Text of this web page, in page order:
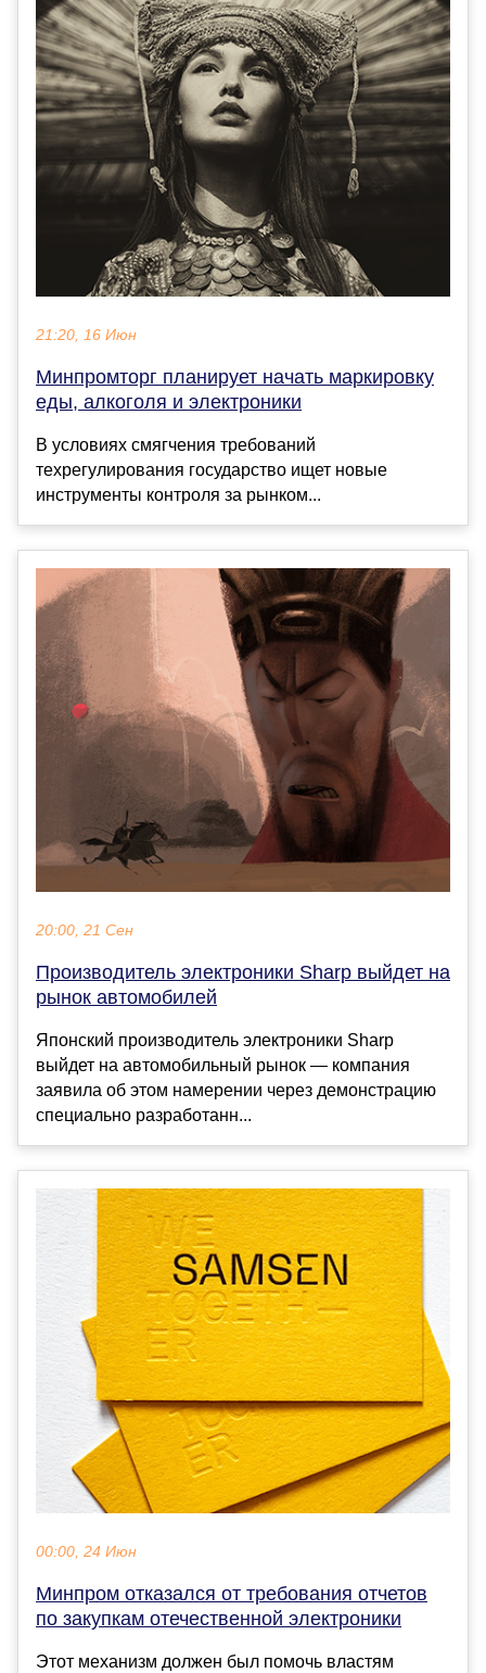
21:20, 16 Июн
Минпромторг планирует начать маркировку
еды, алкоголя и электроники
В условиях смягчения требований
техрегулирования государство ищет новые
инструменты контроля за рынком...
20:00, 21 Сен
Производитель электроники Sharp выйдет на
рынок автомобилей
Японский производитель электроники Sharp
выйдет на автомобильный рынок — компания
заявила об этом намерении через демонстрацию
специально разработанн...
00:00, 24 Июн
Минпром отказался от требования отчетов
по закупкам отечественной электроники
Этот механизм должен был помочь властям